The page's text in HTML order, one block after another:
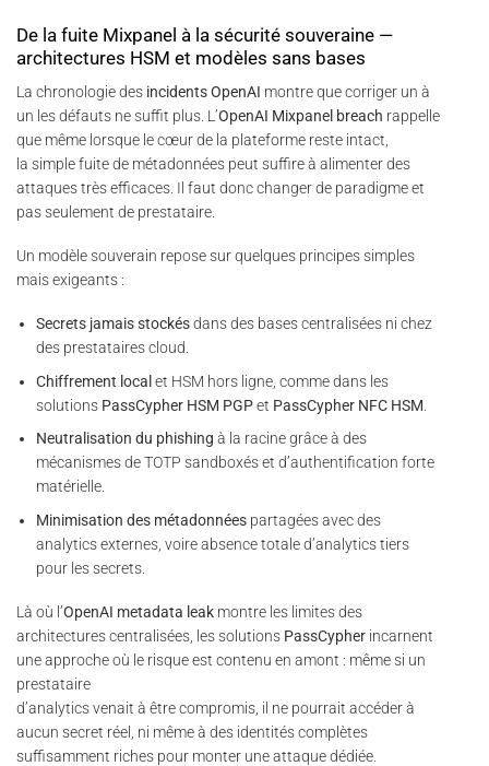
De la fuite Mixpanel à la sécurité souveraine —
architectures HSM et modèles sans bases
La chronologie des incidents OpenAI montre que corriger un à
un les défauts ne suffit plus. L’OpenAI Mixpanel breach rappelle
que même lorsque le cœur de la plateforme reste intact,
la simple fuite de métadonnées peut suffire à alimenter des
attaques très efficaces. Il faut donc changer de paradigme et
pas seulement de prestataire.
Un modèle souverain repose sur quelques principes simples
mais exigeants :
Secrets jamais stockésdans des bases centralisées ni chez
des prestataires cloud.
Chiffrement local et HSM hors ligne, comme dans les
solutions PassCypher HSM PGPet PassCypher NFC HSM
Neutralisation du phishing à la racine grâce à des
mécanismes de TOTP sandboxés et d’authentification forte
matérielle.
Minimisation des métadonnées partagées avec des
analytics externes, voire absence totale d’analytics tiers
pour les secrets.
Là où l’OpenAI metadata leak montre les limites des
architectures centralisées, les solutions PassCypher incarnent
une approche où le risque est contenu en amont : même si un
prestataire
d’analytics venait à être compromis, il ne pourrait accéder à
aucun secret réel, ni même à des identités complètes
suffisamment riches pour monter une attaque dédiée.